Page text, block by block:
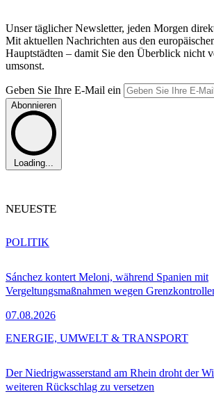
Unser täglicher Newsletter, jeden Morgen
Mit aktuellen Nachrichten aus den
Hauptstädten – damit Sie den Überblick nicht
umsonst.
Geben Sie Ihre E-Mail ein
Abonnieren
Loading...
NEUESTE
Sánchez kontert Meloni, während Spanien mit
Vergeltungsmaßnahmen wegen
07.08.2026
POLITIK
Der Niedrigwasserstand am Rhein droht der
weiteren Rückschlag zu versetzen
ENERGIE, UMWELT & TRANSPORT